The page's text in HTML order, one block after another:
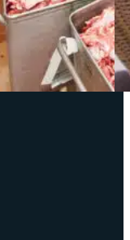
suministro